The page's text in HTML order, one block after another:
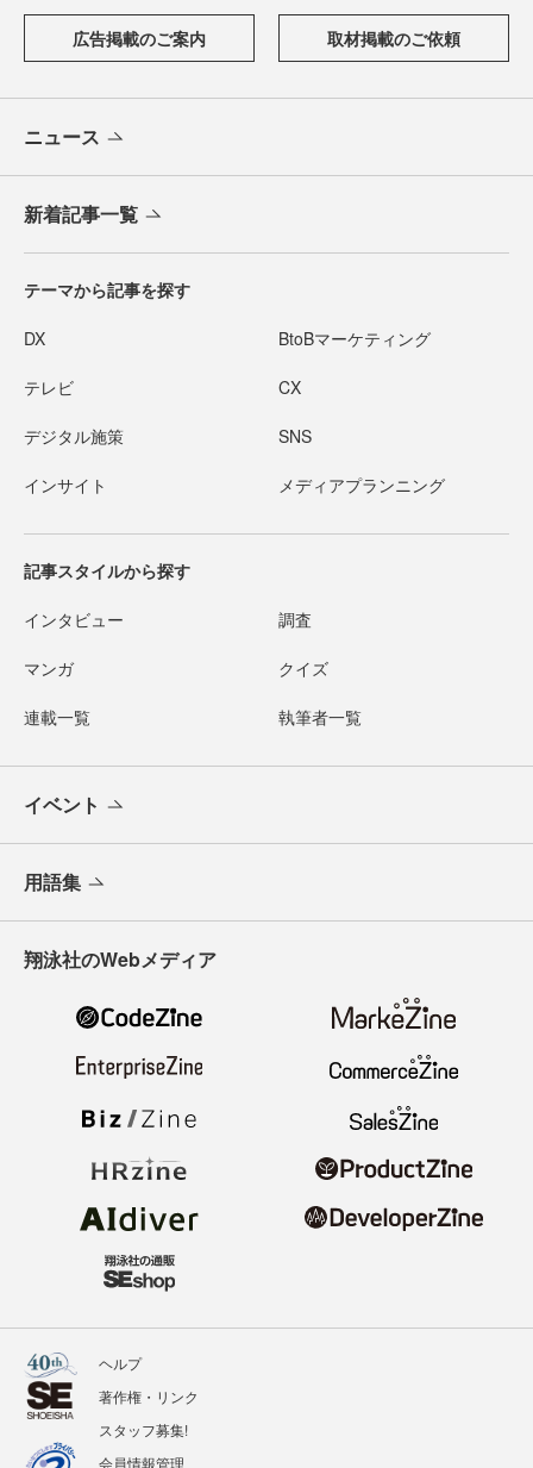
広告掲載のご案内 取材掲載のご依頼
ニュース
新着記事一覧
テーマから記事を探す
DX BtoBマーケティング
テレビ CX
デジタル施策 SNS
インサイト メディアプランニング
記事スタイルから探す
インタビュー 調査
マンガ クイズ
連載一覧 執筆者一覧
イベント
用語集
翔泳社のWebメディア
ヘルプ
著作権・リンク
スタッフ募集!
会員情報管理